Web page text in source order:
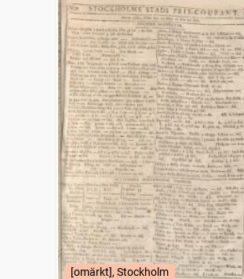
[omärkt], Stockholm